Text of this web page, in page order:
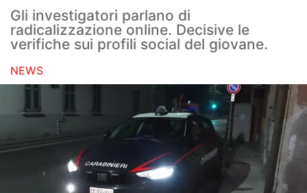
Calcio
Motori
Volley
Hockey
Altri sport
Hockey
Gli investigatori parlano di
radicalizzazione online. Decisive le
verifiche sui profili social del giovane.
NEWS